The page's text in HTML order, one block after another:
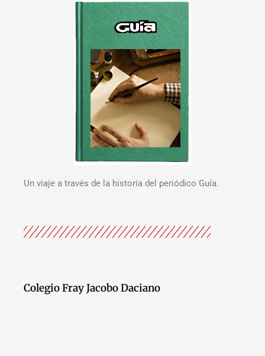
Un viaje a través de la historia del periódico Guía.
Colegio Fray Jacobo Daciano